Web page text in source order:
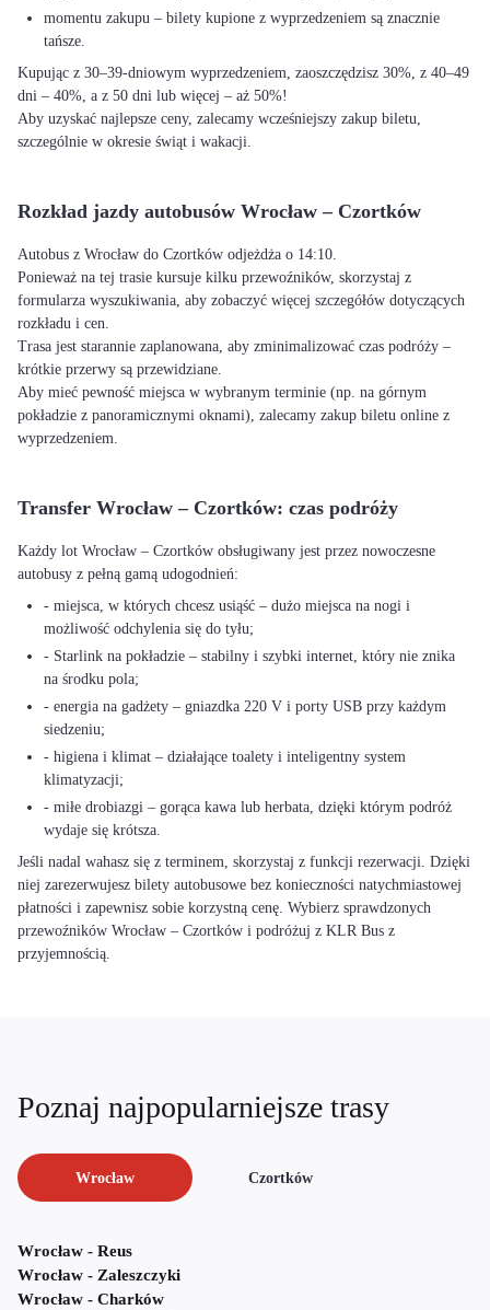
momentu zakupu – bilety kupione z wyprzedzeniem są znacznie
tańsze.
Kupując z 30–39-dniowym wyprzedzeniem, zaoszczędzisz 30%, z 40–49
dni – 40%, a z 50 dni lub więcej – aż 50%!
Aby uzyskać najlepsze ceny, zalecamy wcześniejszy zakup biletu,
szczególnie w okresie świąt i wakacji.
Rozkład jazdy autobusów Wrocław – Czortków
Autobus z Wrocław do Czortków odjeżdża o 14:10.
Ponieważ na tej trasie kursuje kilku przewoźników, skorzystaj z
formularza wyszukiwania, aby zobaczyć więcej szczegółów dotyczących
rozkładu i cen.
Trasa jest starannie zaplanowana, aby zminimalizować czas podróży –
krótkie przerwy są przewidziane.
Aby mieć pewność miejsca w wybranym terminie (np. na górnym
pokładzie z panoramicznymi oknami), zalecamy zakup biletu online z
wyprzedzeniem.
Transfer Wrocław – Czortków: czas podróży
Każdy lot Wrocław – Czortków obsługiwany jest przez nowoczesne
autobusy z pełną gamą udogodnień:
- miejsca, w których chcesz usiąść – dużo miejsca na nogi i
możliwość odchylenia się do tyłu;
- Starlink na pokładzie – stabilny i szybki internet, który nie znika
na środku pola;
- energia na gadżety – gniazdka 220 V i porty USB przy każdym
siedzeniu;
- higiena i klimat – działające toalety i inteligentny system
klimatyzacji;
- miłe drobiazgi – gorąca kawa lub herbata, dzięki którym podróż
wydaje się krótsza.
Jeśli nadal wahasz się z terminem, skorzystaj z funkcji rezerwacji. Dzięki
niej zarezerwujesz bilety autobusowe bez konieczności natychmiastowej
płatności i zapewnisz sobie korzystną cenę. Wybierz sprawdzonych
przewoźników Wrocław – Czortków i podróżuj z KLR Bus z
przyjemnością.
Poznaj najpopularniejsze trasy
Wrocław Czortków
Wrocław - Reus
Wrocław - Zaleszczyki
Wrocław - Charków